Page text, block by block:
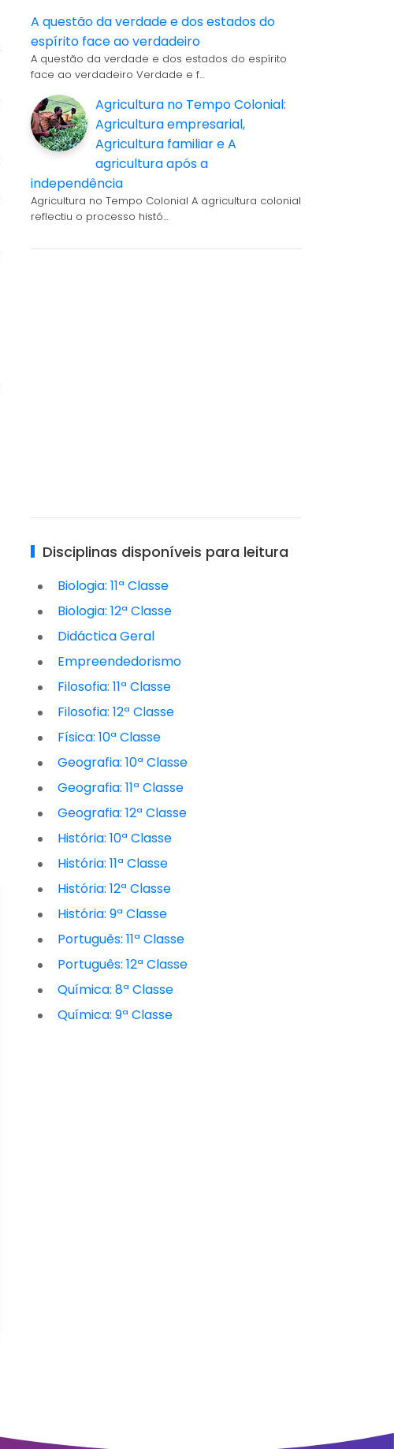
A questão da verdade e dos estados do
espírito face ao verdadeiro
A questão da verdade e dos estados do espírito
face ao verdadeiro Verdade e f…
Agricultura no Tempo Colonial:
Agricultura empresarial,
Agricultura familiar e A
agricultura após a
independência
Agricultura no Tempo Colonial A agricultura colonial
reflectiu o processo histó…
Disciplinas disponíveis para leitura
Biologia: 11ª Classe
Biologia: 12ª Classe
Didáctica Geral
Empreendedorismo
Filosofia: 11ª Classe
Filosofia: 12ª Classe
Física: 10ª Classe
Geografia: 10ª Classe
Geografia: 11ª Classe
Geografia: 12ª Classe
História: 10ª Classe
História: 11ª Classe
História: 12ª Classe
História: 9ª Classe
Português: 11ª Classe
Português: 12ª Classe
Química: 8ª Classe
Química: 9ª Classe